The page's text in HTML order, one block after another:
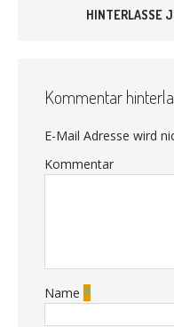
HINTERLASSE
Kommentar
E-Mail Adresse wird
Kommentar
Name *